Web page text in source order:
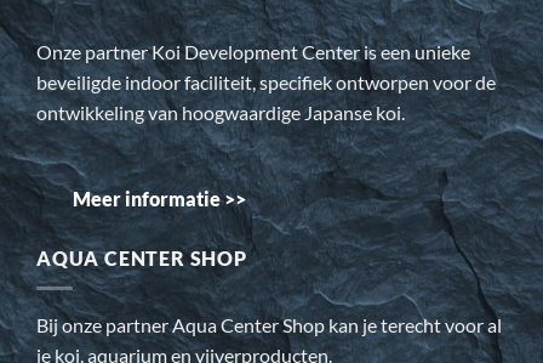
Onze partner Koi Development Center is een unieke
beveiligde indoor faciliteit, specifiek ontworpen voor de
ontwikkeling van hoogwaardige Japanse koi.
Meer informatie >>
AQUA CENTER SHOP
Bij onze partner Aqua Center Shop kan je terecht voor al
je koi, aquarium en vijverproducten.